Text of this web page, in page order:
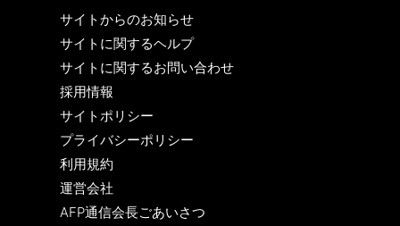
サイトからのお知らせ
サイトに関するヘルプ
サイトに関するお問い合わせ
採用情報
サイトポリシー
プライバシーポリシー
利用規約
運営会社
AFP通信会長ごあいさつ